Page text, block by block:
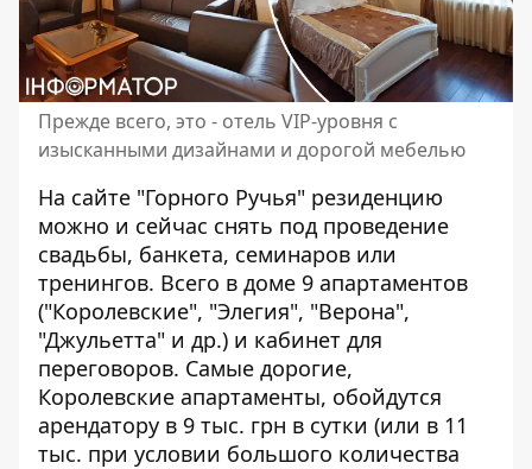
Прежде всего, это - отель VIP-уровня с
изысканными дизайнами и дорогой мебелью
На сайте "Горного Ручья" резиденцию
можно и сейчас снять под проведение
свадьбы, банкета, семинаров или
тренингов. Всего в доме 9 апартаментов
("Королевские", "Элегия", "Верона",
"Джульетта" и др.) и кабинет для
переговоров. Самые дорогие,
Королевские апартаменты, обойдутся
арендатору в 9 тыс. грн в сутки (или в 11
тыс. при условии большого количества